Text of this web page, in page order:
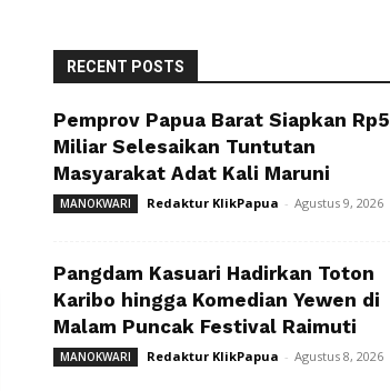
RECENT POSTS
Pemprov Papua Barat Siapkan Rp5
Miliar Selesaikan Tuntutan
Masyarakat Adat Kali Maruni
MANOKWARI Redaktur KlikPapua - Agustus 9, 2026
Pangdam Kasuari Hadirkan Toton
Karibo hingga Komedian Yewen di
Malam Puncak Festival Raimuti
MANOKWARI Redaktur KlikPapua - Agustus 8, 2026